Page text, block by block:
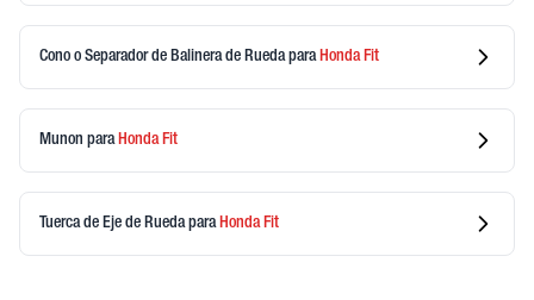
Cono o Separador de Balinera de Ruedapara HondaFit
Munon para HondaFit
Tuerca de Eje de Ruedapara HondaFit